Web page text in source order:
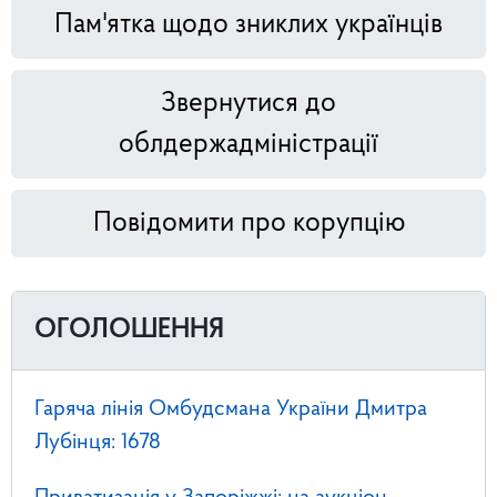
Пам'ятка щодо зниклих українців
Звернутися до
облдержадміністрації
Повідомити про корупцію
ОГОЛОШЕННЯ
Гаряча лінія Омбудсмана України Дмитра
Лубінця: 1678